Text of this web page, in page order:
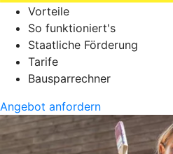
Vorteile
So funktioniert's
Staatliche Förderung
Tarife
Bausparrechner
Angebot anfordern